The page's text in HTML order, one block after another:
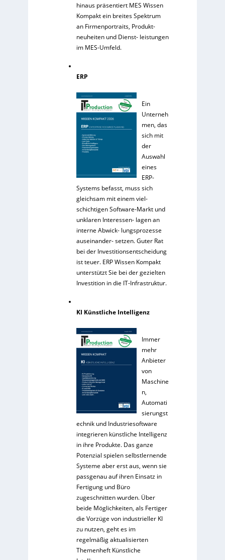
hinaus präsentiert MES Wissen
Kompakt ein breites Spektrum
an Firmenportraits, Produkt-
neuheiten und Dienst- leistungen
im MES-Umfeld.
ERP
Ein
Unterneh
men, das
sich mit
der
Auswahl
eines
ERP-
Systems befasst, muss sich
gleichsam mit einem viel-
schichtigen Software-Markt und
unklaren Interessen- lagen an
interne Abwick- lungsprozesse
auseinander- setzen. Guter Rat
bei der Investitionsentscheidung
ist teuer. ERP Wissen Kompakt
unterstützt Sie bei der gezielten
Investition in die IT-Infrastruktur.
KI Künstliche Intelligenz
Immer
mehr
Anbieter
von
Maschine
n,
Automati
sierungst
echnik und Industriesoftware
integrieren künstliche Intelligenz
in ihre Produkte. Das ganze
Potenzial spielen selbstlernende
Systeme aber erst aus, wenn sie
passgenau auf ihren Einsatz in
Fertigung und Büro
zugeschnitten wurden. Über
beide Möglichkeiten, als Fertiger
die Vorzüge von industrieller KI
zu nutzen, geht es im
regelmäßig aktualisierten
Themenheft Künstliche